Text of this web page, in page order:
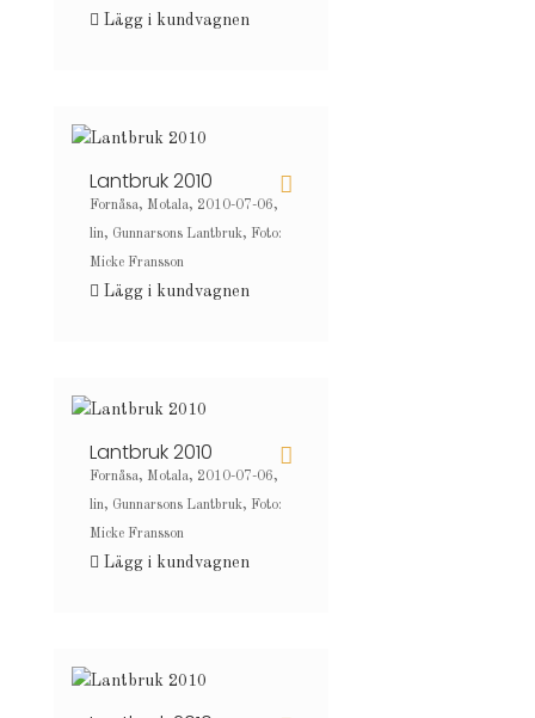
Lägg i kundvagnen
Lantbruk 2010
Fornåsa, Motala, 2010-07-06,
lin, Gunnarsons Lantbruk, Foto:
Micke Fransson
Lägg i kundvagnen
Lantbruk 2010
Fornåsa, Motala, 2010-07-06,
lin, Gunnarsons Lantbruk, Foto:
Micke Fransson
Lägg i kundvagnen